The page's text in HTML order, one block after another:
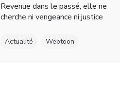
Revenue dans le passé, elle ne
cherche ni vengeance ni justice
Actualité Webtoon